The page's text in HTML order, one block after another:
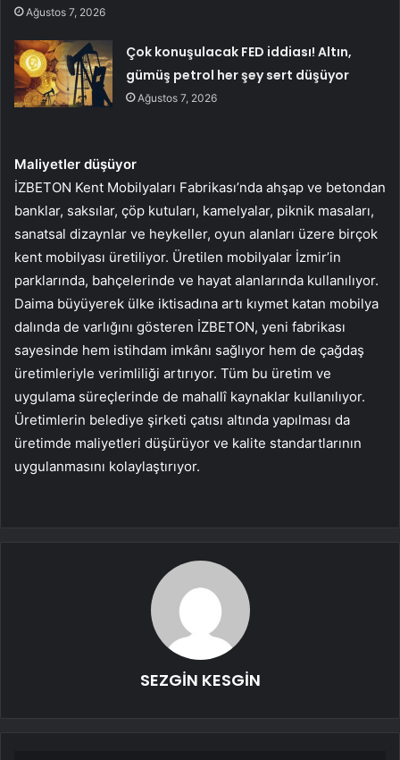
Ağustos 7, 2026
Çok konuşulacak FED iddiası! Altın,
gümüş petrol her şey sert düşüyor
Ağustos 7, 2026
Maliyetler düşüyor
İZBETON Kent Mobilyaları Fabrikası’nda ahşap ve betondan
banklar, saksılar, çöp kutuları, kamelyalar, piknik masaları,
sanatsal dizaynlar ve heykeller, oyun alanları üzere birçok
kent mobilyası üretiliyor. Üretilen mobilyalar İzmir’in
parklarında, bahçelerinde ve hayat alanlarında kullanılıyor.
Daima büyüyerek ülke iktisadına artı kıymet katan mobilya
dalında de varlığını gösteren İZBETON, yeni fabrikası
sayesinde hem istihdam imkânı sağlıyor hem de çağdaş
üretimleriyle verimliliği artırıyor. Tüm bu üretim ve
uygulama süreçlerinde de mahallî kaynaklar kullanılıyor.
Üretimlerin belediye şirketi çatısı altında yapılması da
üretimde maliyetleri düşürüyor ve kalite standartlarının
uygulanmasını kolaylaştırıyor.
SEZGİN KESGİN